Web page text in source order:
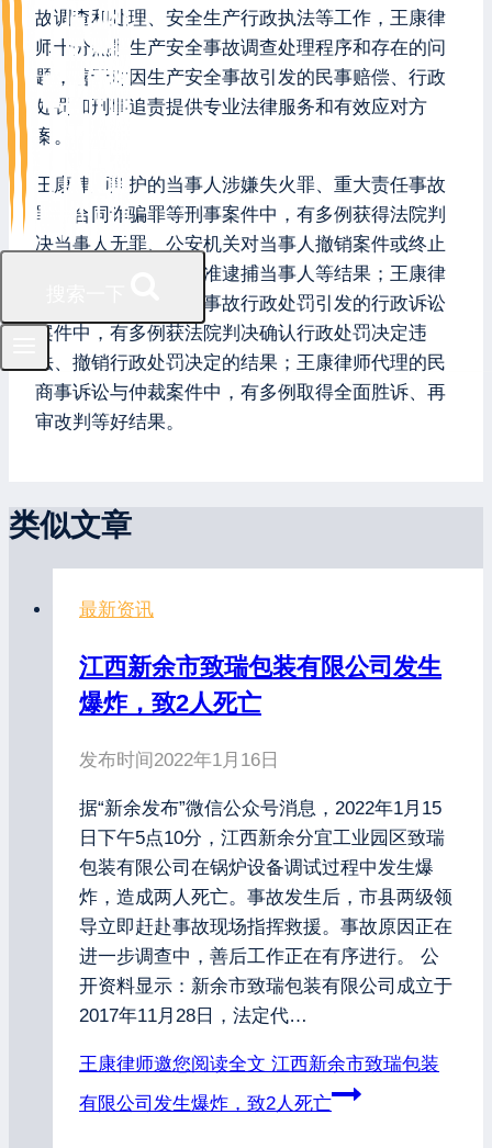
故调查和处理、安全生产行政执法等工作，王康律
师十分熟悉生产安全事故调查处理程序和存在的问
题，善于对因生产安全事故引发的民事赔偿、行政
处罚和刑事追责提供专业法律服务和有效应对方
案。
王康律师辩护的当事人涉嫌失火罪、重大责任事故
罪、合同诈骗罪等刑事案件中，有多例获得法院判
决当事人无罪、公安机关对当事人撤销案件或终止
侦查、检察机关不批准逮捕当事人等结果；王康律
师代理的因生产安全事故行政处罚引发的行政诉讼
案件中，有多例获法院判决确认行政处罚决定违
法、撤销行政处罚决定的结果；王康律师代理的民
商事诉讼与仲裁案件中，有多例取得全面胜诉、再
审改判等好结果。
类似文章
最新资讯
江西新余市致瑞包装有限公司发生
爆炸，致2人死亡
发布时间2022年1月16日
据“新余发布”微信公众号消息，2022年1月15
日下午5点10分，江西新余分宜工业园区致瑞
包装有限公司在锅炉设备调试过程中发生爆
炸，造成两人死亡。事故发生后，市县两级领
导立即赶赴事故现场指挥救援。事故原因正在
进一步调查中，善后工作正在有序进行。 公
开资料显示：新余市致瑞包装有限公司成立于
2017年11月28日，法定代…
王康律师邀您阅读全文 江西新余市致瑞包装
有限公司发生爆炸，致2人死亡